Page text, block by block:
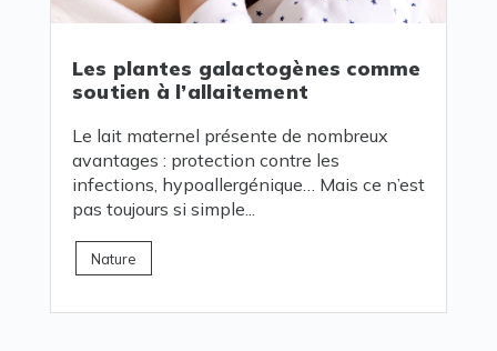
Les plantes galactogènes comme
soutien à l’allaitement
Le lait maternel présente de nombreux
avantages : protection contre les
infections, hypoallergénique… Mais ce n’est
pas toujours si simple...
Nature